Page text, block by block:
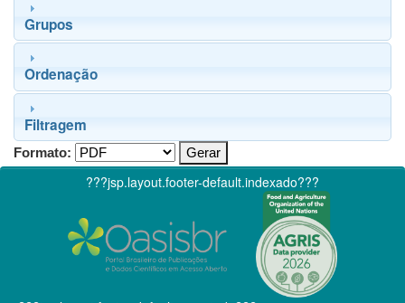
Grupos
Ordenação
Filtragem
Formato:
???jsp.layout.footer-default.indexado???